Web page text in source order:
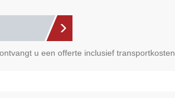
u een offerte inclusief transportkosten